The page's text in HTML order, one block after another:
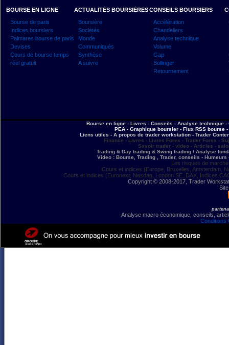
BOURSE EN LIGNE
Bourse de paris
Indices boursiers
Palmares bourse de paris
Devises
Cours de bourse temps
réel gratuit
ACTUALITÉS BOURSIÈRES
Boursière
Sociétés
Monde
Communiqués
Synthèse
A suivre
CONSEILS BOURSIERS
Accélération
Chandeliers
Analyse technique
Volume
Gap
Bollinger
Retournement
Bourse en ligne - Livres - Conseils - Analyse technique
PEA - Graphique boursier - Flux RSS bourse
Liens utiles - A propos de trader workstation - Trader
Finance - Livres - Livres Forex - Trader Forex -
Savoir trader - video - Articles -
Trading & Day trading & Swing trading / Analyse
Video : Bourse, Trading , Trader, conseils -
Les risques de
Cours et indices (Europe, Bruxelles, Amsterdam,
Cours et indices (Euronext, Nasdaq, London SE, DAX, Indices
Copyright © 2008-2017, Trader
Analyse macro économique, conseils,
Conditions